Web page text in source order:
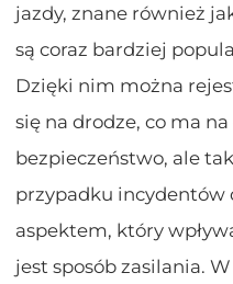
jazdy, znane również
są coraz bardziej
Dzięki nim można
się na drodze, co ma
bezpieczeństwo, ale
przypadku incydentów
aspektem, który
jest sposób zasilania.